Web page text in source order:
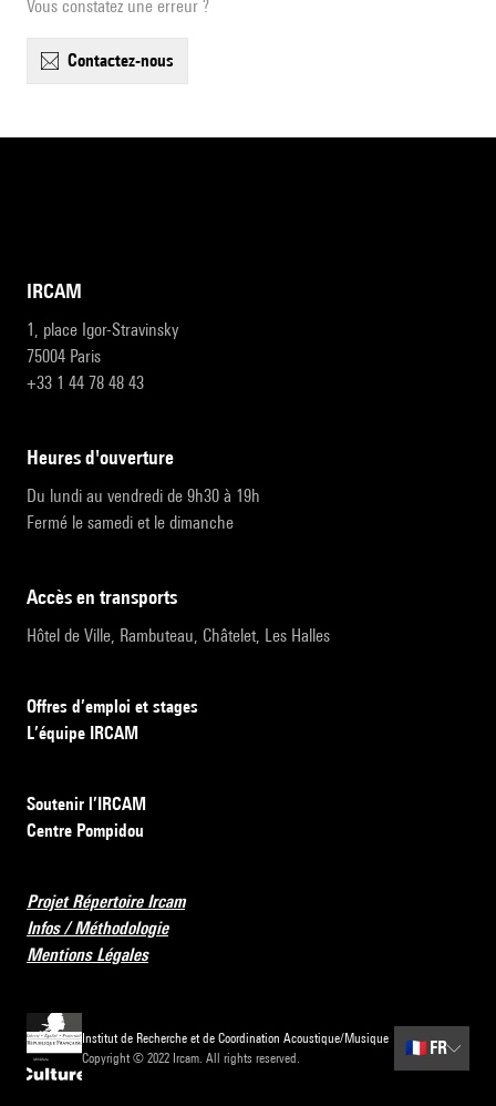
Vous constatez une erreur ?
contactez-nous
IRCAM
1, place Igor-Stravinsky
75004 Paris
+33 1 44 78 48 43
heures d'ouverture
Du lundi au vendredi de 9h30 à 19h
Fermé le samedi et le dimanche
accès en transports
Hôtel de Ville, Rambuteau, Châtelet, Les Halles
Offres d’emploi et stages
L’équipe IRCAM
Soutenir l’IRCAM
Centre Pompidou
Projet Répertoire Ircam
Infos / Méthodologie
Mentions Légales
Institut de Recherche et de Coordination Acoustique/Musique
Copyright © 2022 Ircam. All rights reserved.
🇫🇷 FR